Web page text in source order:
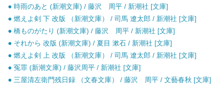
● 時雨のあと (新潮文庫) / 藤沢 周平 / 新潮社 [文庫]
● 燃えよ剣 下 改版 （新潮文庫） / 司馬 遼太郎 / 新潮社 [文庫]
● 橋ものがたり (新潮文庫) / 藤沢 周平 / 新潮社 [文庫]
● それから 改版 (新潮文庫) / 夏目 漱石 / 新潮社 [文庫]
● 燃えよ剣 上 改版 （新潮文庫） / 司馬 遼太郎 / 新潮社 [文庫]
● 冤罪 (新潮文庫) / 藤沢周平 / 新潮社 [文庫]
● 三屋清左衛門残日録 （文春文庫） / 藤沢 周平 / 文藝春秋 [文庫]